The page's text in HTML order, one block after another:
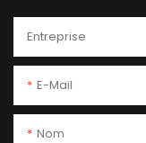
Entreprise
E-Mail
Nom